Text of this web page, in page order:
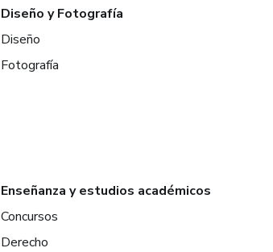
Diseño y Fotografía
Diseño
Fotografía
Enseñanza y estudios académicos
Concursos
Derecho